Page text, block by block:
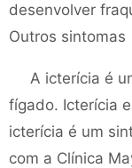
desenvolver
Outros sintomas
A icterícia é
fígado. Icterícia
icterícia é um
com a Clínica